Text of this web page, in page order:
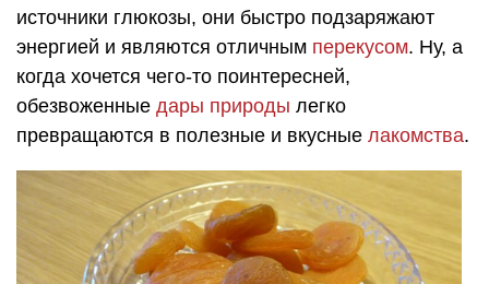
источники глюкозы, они быстро подзаряжают
энергией и являются отличным перекусом. Ну, а
когда хочется чего-то поинтересней,
обезвоженные дары природы легко
превращаются в полезные и вкусные лакомства.